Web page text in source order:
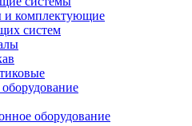
и комплектующие
систем
оборудование